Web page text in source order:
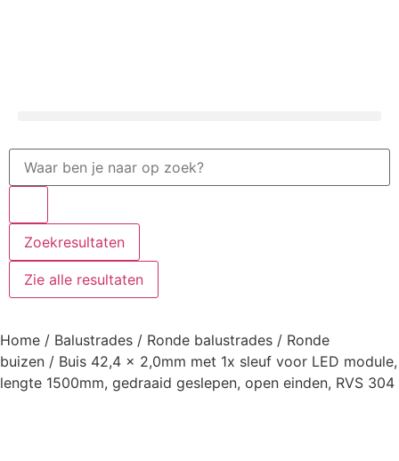
Zoekresultaten
Zie alle resultaten
Home / Balustrades / Ronde balustrades / Ronde
buizen / Buis 42,4 x 2,0mm met 1x sleuf voor LED module,
lengte 1500mm, gedraaid geslepen, open einden, RVS 304